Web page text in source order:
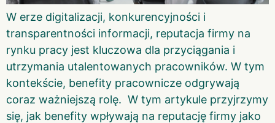
W erze digitalizacji, konkurencyjności i
transparentności informacji, reputacja firmy na
rynku pracy jest kluczowa dla przyciągania i
utrzymania utalentowanych pracowników. W tym
kontekście, benefity pracownicze odgrywają
coraz ważniejszą rolę. W tym artykule przyjrzymy
się, jak benefity wpływają na reputację firmy jako